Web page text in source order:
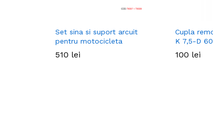
Set sina si suport arcuit
pentru motocicleta
510 lei
510 lei
Cupla
K 7,5-D
100 lei
100 lei